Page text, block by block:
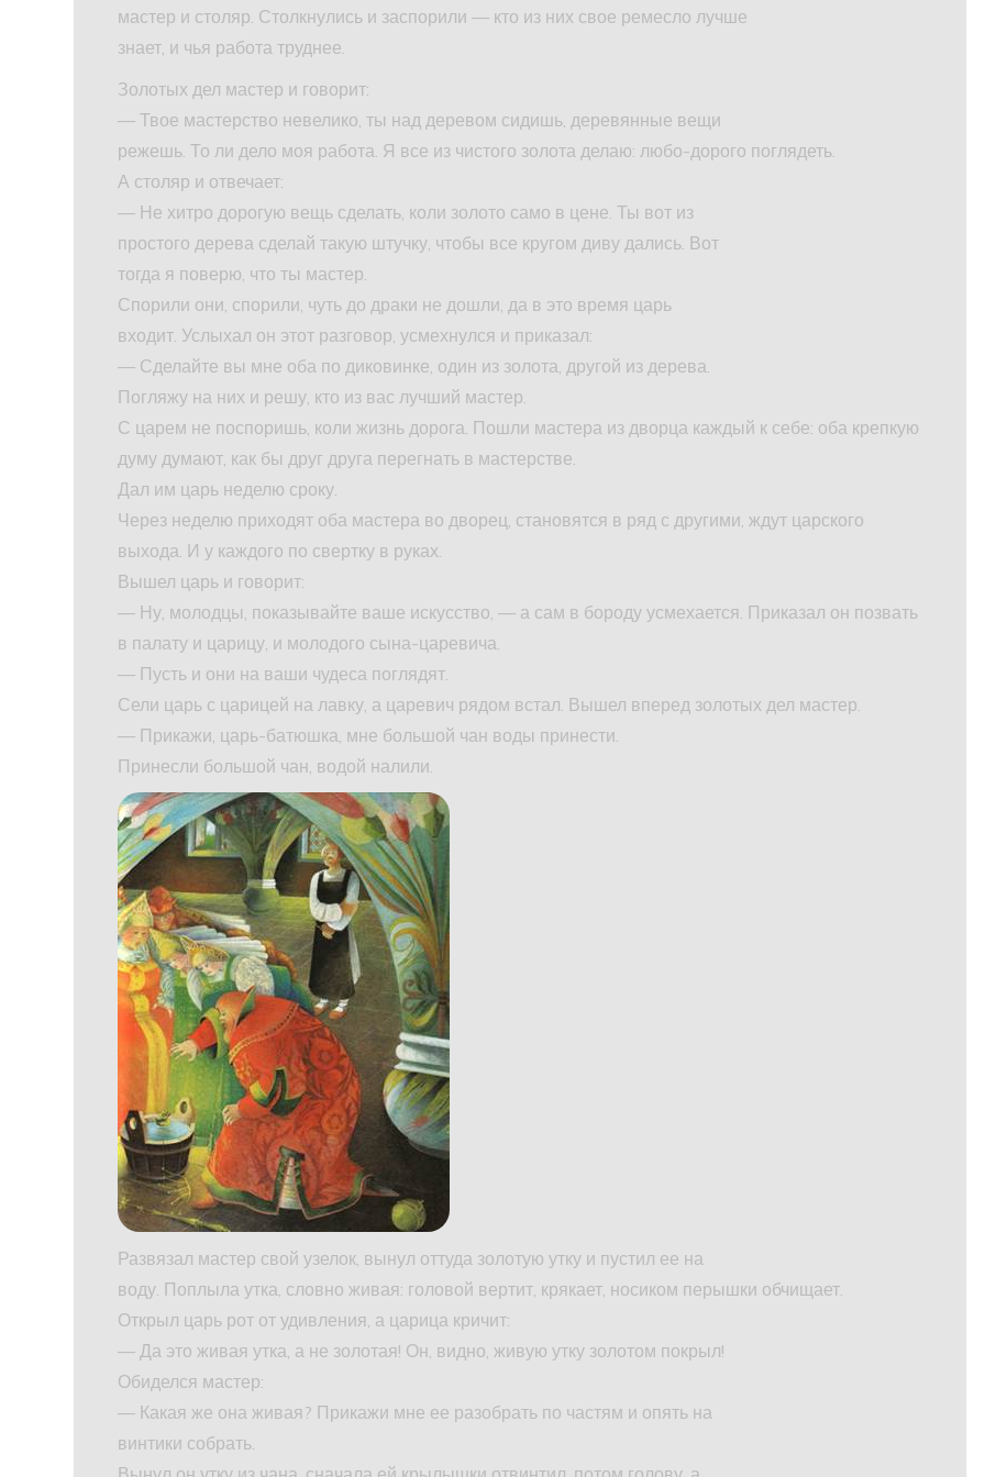
мастер и столяр. Столкнулись и заспорили — кто из них свое ремесло лучше
знает, и чья работа труднее.
Золотых дел мастер и говорит:
— Твое мастерство невелико, ты над деревом сидишь, деревянные вещи
режешь. То ли дело моя работа. Я все из чистого золота делаю: любо-дорого поглядеть.
А столяр и отвечает:
— Не хитро дорогую вещь сделать, коли золото само в цене. Ты вот из
простого дерева сделай такую штучку, чтобы все кругом диву дались. Вот
тогда я поверю, что ты мастер.
Спорили они, спорили, чуть до драки не дошли, да в это время царь
входит. Услыхал он этот разговор, усмехнулся и приказал:
— Сделайте вы мне оба по диковинке, один из золота, другой из дерева.
Погляжу на них и решу, кто из вас лучший мастер.
С царем не поспоришь, коли жизнь дорога. Пошли мастера из дворца каждый к себе: оба крепкую
думу думают, как бы друг друга перегнать в мастерстве.
Дал им царь неделю сроку.
Через неделю приходят оба мастера во дворец, становятся в ряд с другими, ждут царского
выхода. И у каждого по свертку в руках.
Вышел царь и говорит:
— Ну, молодцы, показывайте ваше искусство, — а сам в бороду усмехается. Приказал он позвать
в палату и царицу, и молодого сына-царевича.
— Пусть и они на ваши чудеса поглядят.
Сели царь с царицей на лавку, а царевич рядом встал. Вышел вперед золотых дел мастер.
— Прикажи, царь-батюшка, мне большой чан воды принести.
Принесли большой чан, водой налили.
Развязал мастер свой узелок, вынул оттуда золотую утку и пустил ее на
воду. Поплыла утка, словно живая: головой вертит, крякает, носиком перышки обчищает.
Открыл царь рот от удивления, а царица кричит:
— Да это живая утка, а не золотая! Он, видно, живую утку золотом покрыл!
Обиделся мастер:
— Какая же она живая? Прикажи мне ее разобрать по частям и опять на
винтики собрать.